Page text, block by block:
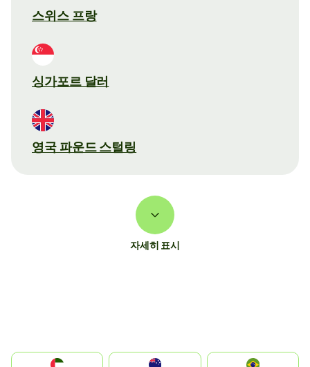
스위스 프랑
싱가포르 달러
영국 파운드 스털링
자세히 표시